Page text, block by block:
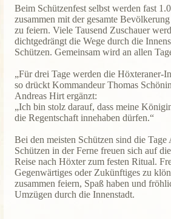
Beim Schützenfest selbst werden fast
zusammen mit der gesamte
zu feiern. Viele Tausend Zuschauer
dichtgedrängt die Wege durch die
Schützen. Gemeinsam wird an allen
„Für drei Tage werden die Höxteraner-
so drückt Kommandeur Thomas
Andreas Hirt ergänzt:
„Ich bin stolz darauf, dass meine
die Regentschaft innehaben dürfen.“
Bei den meisten Schützen sind die
Schützen in der Ferne freuen sich auf
Reise nach Höxter zum festen Ritual.
Gegenwärtiges oder Zukünftiges zu
zusammen feiern, Spaß haben und
Umzügen durch die Innenstadt.